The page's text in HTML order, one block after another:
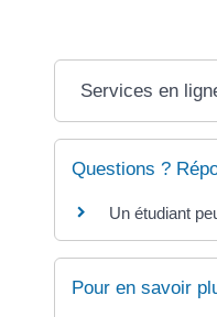
Services en
Questions ?
Un étudiant
Pour en savoir